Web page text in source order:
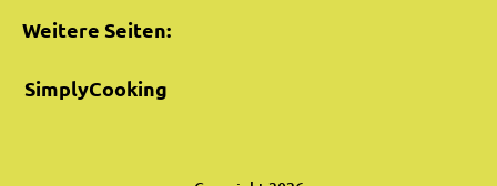
Weitere Seiten:
SimplyCooking